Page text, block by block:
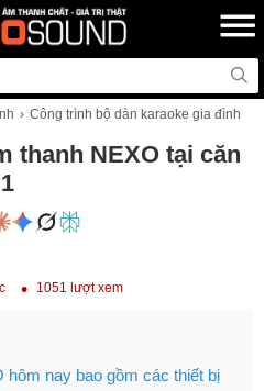
Công trình bộ dàn karaoke gia đình
thanh NEXO tại căn
1051 lượt xem
hôm nay bao gồm các thiết bị